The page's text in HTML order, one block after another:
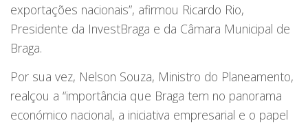
exportações nacionais”, afirmou Ricardo Rio,
Presidente da InvestBraga e da Câmara Municipal de
Braga.
Por sua vez, Nelson Souza, Ministro do Planeamento,
realçou a “importância que Braga tem no panorama
económico nacional, a iniciativa empresarial e o papel